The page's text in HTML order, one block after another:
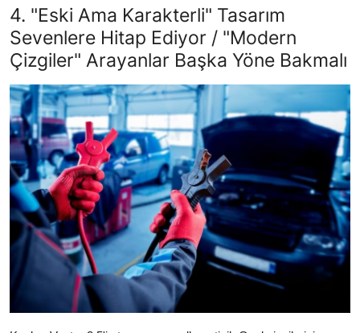
4. "Eski Ama Karakterli" Tasarım
Sevenlere Hitap Ediyor / "Modern
Çizgiler" Arayanlar Başka Yöne Bakmalı